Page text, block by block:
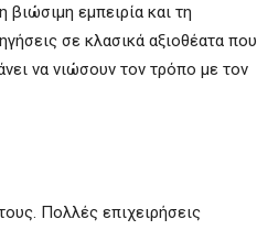
εμπειρία και τη
σε κλασικά αξιοθέατα που
να νιώσουν τον τρόπο με τον
Πολλές επιχειρήσεις